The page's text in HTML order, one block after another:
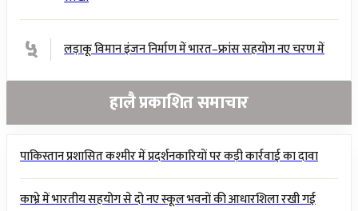
५ लड़ाकू विमान इंजन निर्माण में भारत–फ्रांस सहयोग नए चरण में
हालै प्रकाशित समाचार
पाकिस्तान प्रशासित कश्मीर में प्रदर्शनकारियों पर कड़ी कार्रवाई का दावा
काभ्रे में भारतीय सहयोग से दो नए स्कूल भवनों की आधारशिला रखी गई